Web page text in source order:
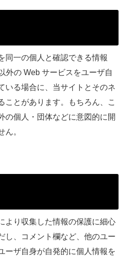
同一の個人と確認できる情報
外の Web サービスをユーザ自
いる場合に、当サイトとそのネ
ことがあります。もちろん、こ
の個人・団体などに意図的に開
ん。
より収集した情報の保護に細心
し、コメント欄など、他のユー
ーザ自身が自発的に個人情報を